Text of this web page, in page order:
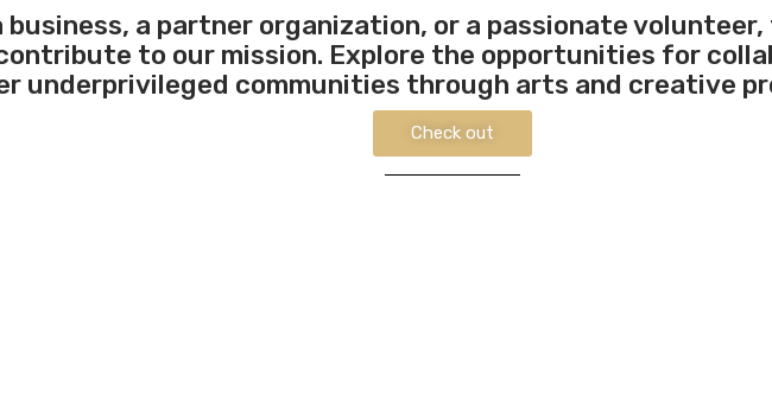
business, a partner organization, or a passionate
to our mission. Explore the opportunities for
underprivileged communities through arts and creative
Check out